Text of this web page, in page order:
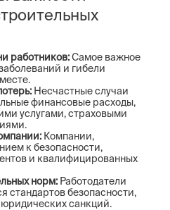
работников:Самое важное
и гибели
Несчастные случаи
финансовые расходы,
услугами, страховыми
Компании,
к безопасности,
и квалифицированных
норм: Работодатели
стандартов безопасности,
юридических санкций.